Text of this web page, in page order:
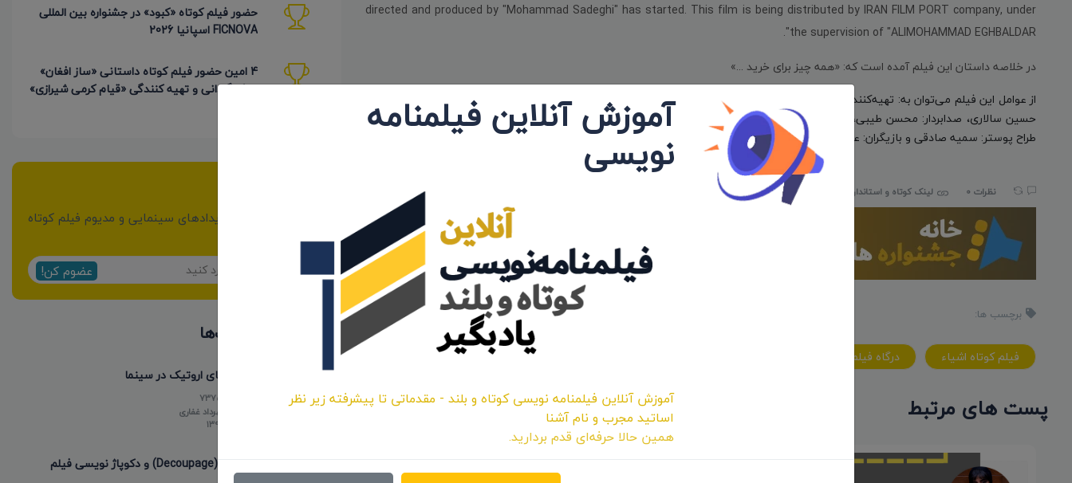
directed and produced by "Mohammad Sadeghi" has started. This film is being distributed by IRAN FILM PORT company, under
the supervision of "ALIMOHAMMAD EGHBALDAR".
در خلاصه داستان این فیلم آمده است که: «همه چیز برای خرید ...»
از عوامل این فیلم می‌توان به: تهیه‌کننده: مهدی فارغ و انجمن سینمای جوانان ایران «دفتر مشهد»، نویسنده و کارگردان: محمد صادقی، فیلمبردار:
حسین سالاری، صدابردار: محسن طیبی، صداگذار: حسام‌الدین ظریف، گریم: سمیه ارقبایی، طراح لباس: حسن یگانه، تدوینگر: حسام‌الدین ظریف،
طراح پوستر: سمیه صادقی و بازیگران: علی موسیقیدان، سپیده مذهب، منصور رحمانی و سوگل عیدی اشاره کرد.
نظرات 0 لینک کوتاه و استاندارد: iranfilmport.com/1539
برچسب ها:
فيلم کوتاه اشياء درگاه فيلم ايران
اشتراک:
پست های مرتبط
حضور فیلم کوتاه «کبود» در جشنواره بین المللی
FICNOVA اسپانیا 2026
4 امین حضور فیلم کوتاه داستانی «ساز افغان»
به کارگردانی و تهیه کنندگی «قیام کرمی شیرازی»
از مهمترین اخبار و رویدادهای سینمایی و مدیوم فیلم کوتاه
عضوم کن!
پر بازدیدترین پست‌ها
فیلم های اروتیک در سینما
مهرداد غفاری
۱۳۹۸/۰۵/۱۵
دکوپاژ (Decoupage) و دکوپاژ نویسی فیلم
آموزش آنلاین فیلمنامه
نویسی
آموزش آنلاین فیلمنامه نویسی کوتاه و بلند - مقدماتی تا پیشرفته زیر نظر
اساتید مجرب و نام آشنا
همین حالا حرفه‌ای قدم بردارید.